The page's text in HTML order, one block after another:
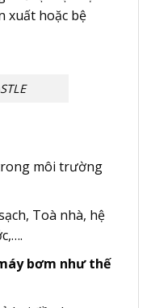
xuất hoặc bệ
môi trường
Toà nhà, hệ
bơm như thế